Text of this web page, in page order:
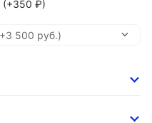
(+350 ₽)